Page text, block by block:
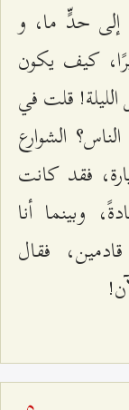
إلى حدٍّ ما، و
كيف يكون
قلت في
الشوارع
فقد كانت
وبينما أنا
فقال